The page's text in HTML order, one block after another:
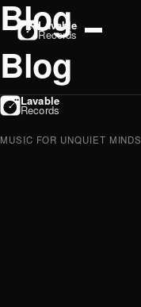
Lavable
Records
Blog
Blog
Lavable
Records
MUSIC FOR UNQUIET MINDS